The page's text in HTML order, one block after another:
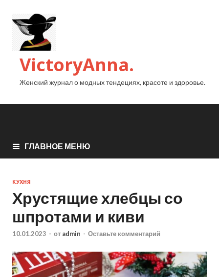
VictoryAnna.
Женский журнал о модных тендециях, красоте и здоровье.
ГЛАВНОЕ МЕНЮ
КУХНЯ
Хрустящие хлебцы со
шпротами и киви
10.01.2023 - от admin - Оставьте комментарий